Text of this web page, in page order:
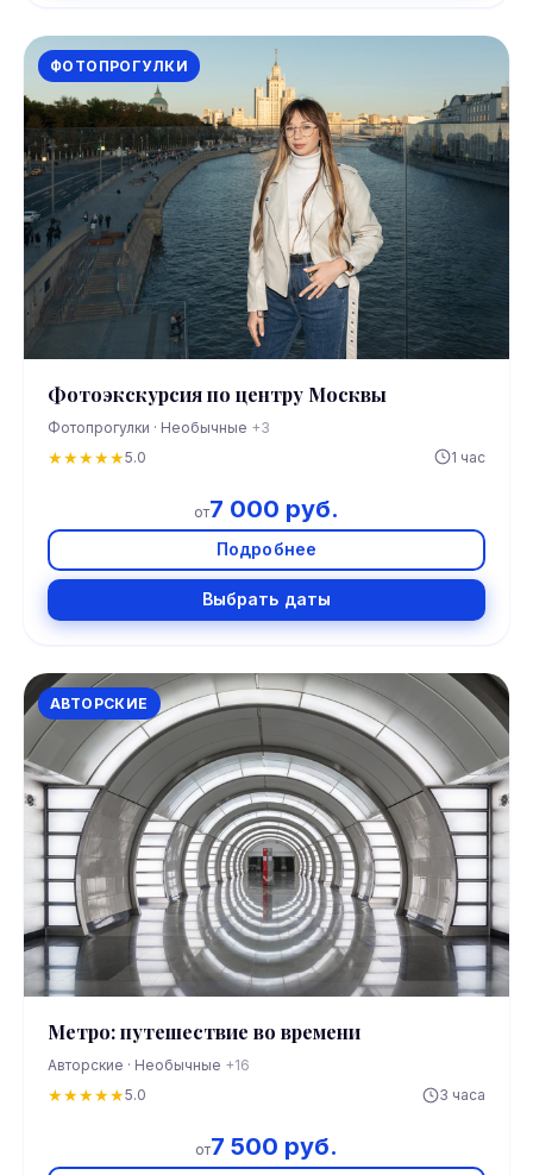
ФОТОПРОГУЛКИ
Фотоэкскурсия по центру Москвы
Фотопрогулки · Необычные +3
★★★★★5.0 1 час
от7 000 руб.
Подробнее
Выбрать даты
АВТОРСКИЕ
Метро: путешествие во времени
Авторские · Необычные +16
★★★★★5.0 3 часа
от7 500 руб.